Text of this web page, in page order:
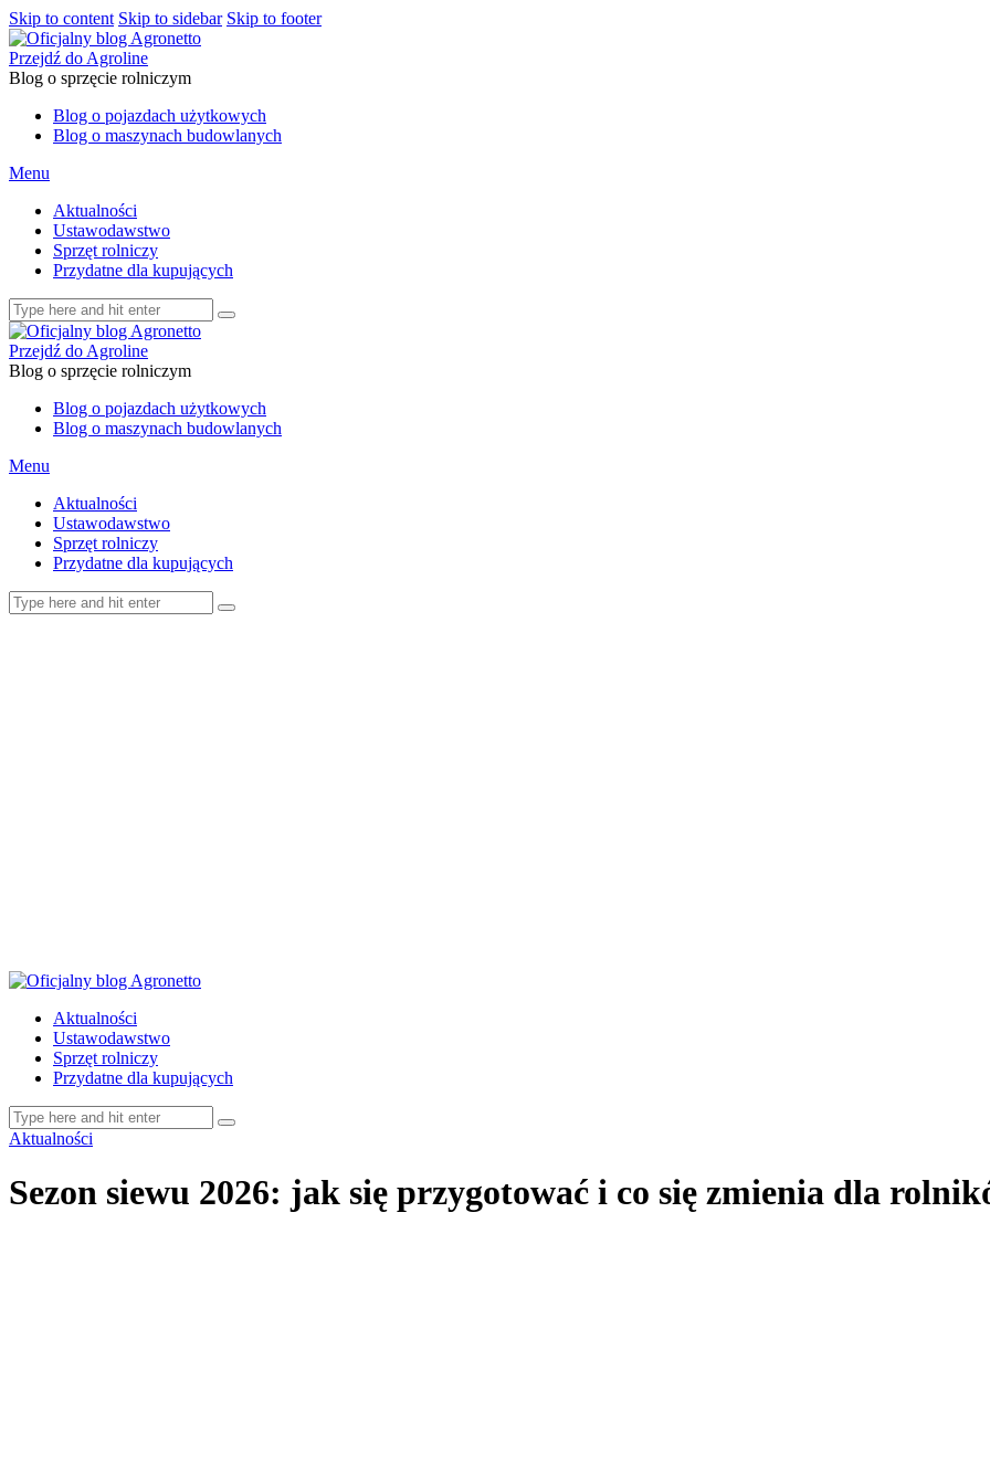
Skip to content Skip to sidebar Skip to footer
Przejdź do Agroline
Blog o sprzęcie rolniczym
Blog o pojazdach użytkowych
Blog o maszynach budowlanych
Menu
Aktualności
Ustawodawstwo
Sprzęt rolniczy
Przydatne dla kupujących
Przejdź do Agroline
Blog o sprzęcie rolniczym
Blog o pojazdach użytkowych
Blog o maszynach budowlanych
Menu
Aktualności
Ustawodawstwo
Sprzęt rolniczy
Przydatne dla kupujących
Aktualności
Ustawodawstwo
Sprzęt rolniczy
Przydatne dla kupujących
Aktualności
Sezon siewu 2026: jak się przygotować i co się zmienia dla